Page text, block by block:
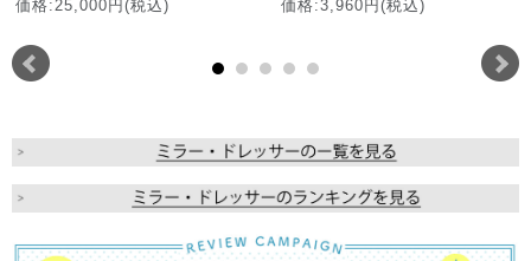
価格:25,000円(税込) 価格:3,960円(税込)